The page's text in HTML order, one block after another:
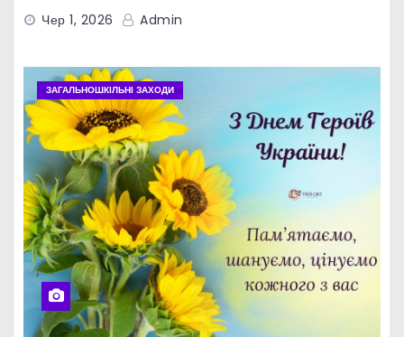
Чер 1, 2026 Admin
ЗАГАЛЬНОШКІЛЬНІ ЗАХОДИ